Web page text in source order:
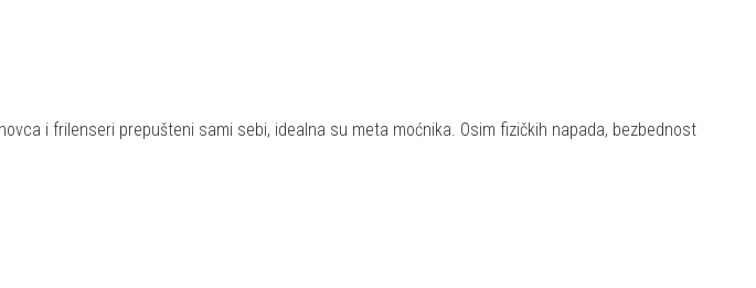
i frilenseri prepušteni sami sebi, idealna su meta moćnika. Osim fizičkih napada, bezbednost